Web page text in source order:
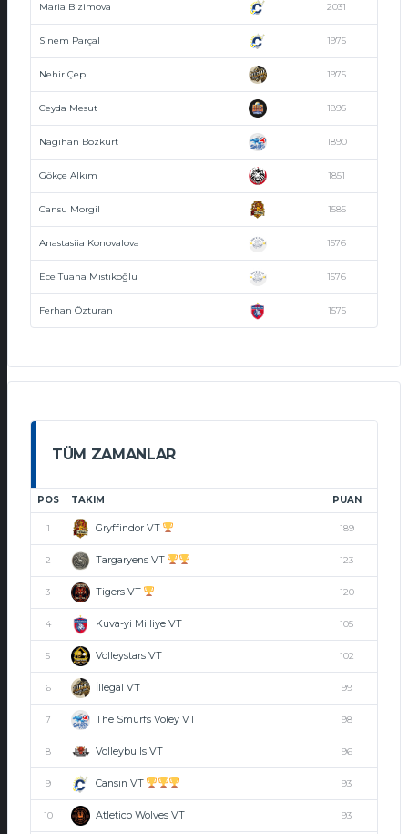
Maria Bizimova 2031
Sinem Parçal 1975
Nehir Çep 1975
Ceyda Mesut 1895
Nagihan Bozkurt 1890
Gökçe Alkım 1851
Cansu Morgil 1585
Anastasiia Konovalova 1576
Ece Tuana Mıstıkoğlu 1576
Ferhan Özturan 1575
TÜM ZAMANLAR
POS TAKIM PUAN
1 Gryffindor VT 189
2 Targaryens VT 123
3 Tigers VT 120
4 Kuva-yi Milliye VT 105
5 Volleystars VT 102
6 İllegal VT 99
7 The Smurfs Voley VT 98
8 Volleybulls VT 96
9 Cansın VT 93
10 Atletico Wolves VT 93